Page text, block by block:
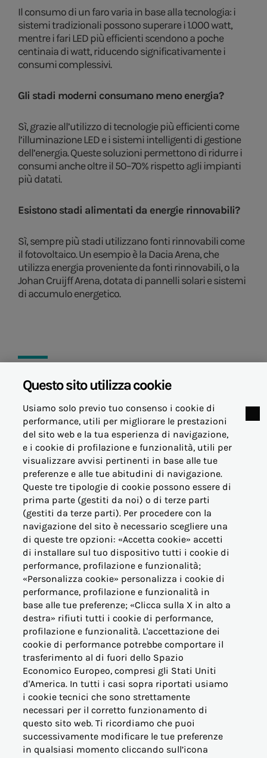
Il consumo di un faro varia in base alla tecnologia: i
sistemi tradizionali possono superare i 1.000 watt,
mentre i fari LED più efficienti scendono a poche
centinaia di watt, riducendo significativamente i
consumi complessivi.
Gli stadi moderni consumano meno energia?
Sì, grazie all’utilizzo di tecnologie più efficienti come
l’illuminazione LED e i sistemi intelligenti di gestione
dell’energia. Queste soluzioni permettono di ridurre i
consumi anche oltre il 50–70% rispetto agli impianti
più datati.
Esistono stadi alimentati da energie rinnovabili?
Sì, sempre più stadi utilizzano fonti rinnovabili come
il fotovoltaico. Un esempio è la Dacia Arena, che
utilizza energia proveniente da fonti rinnovabili, o la
Johan Cruijff Arena, dotata di pannelli solari e sistemi
di accumulo energetico.
14 maggio 2026
© Acea Energia Spa
via dell'Arte 73/77 - 00144 Roma
- p.iva 07305361003
OFFERTE PER LA CASA
OFFERTE BUSINESS (PMI)
OFFERTE PERTINENZE
ALTRE ESIGENZE
PER I NOSTRI CLIENTI
VICINO AL CONSUMATORE
Questo sito utilizza cookie
Usiamo solo previo tuo consenso i cookie di
performance, utili per migliorare le prestazioni
del sito web e la tua esperienza di navigazione,
e i cookie di profilazione e funzionalità, utili per
visualizzare avvisi pertinenti in base alle tue
preferenze e alle tue abitudini di navigazione.
Queste tre tipologie di cookie possono essere di
prima parte (gestiti da noi) o di terze parti
(gestiti da terze parti). Per procedere con la
navigazione del sito è necessario scegliere una
di queste tre opzioni: «Accetta cookie» accetti
di installare sul tuo dispositivo tutti i cookie di
performance, profilazione e funzionalità;
«Personalizza cookie» personalizza i cookie di
performance, profilazione e funzionalità in
base alle tue preferenze; «Clicca sulla X in alto a
destra» rifiuti tutti i cookie di performance,
profilazione e funzionalità. L'accettazione dei
cookie di performance potrebbe comportare il
trasferimento al di fuori dello Spazio
Economico Europeo, compresi gli Stati Uniti
d'America. In tutti i casi sopra riportati usiamo
i cookie tecnici che sono strettamente
necessari per il corretto funzionamento di
questo sito web. Ti ricordiamo che puoi
successivamente modificare le tue preferenze
in qualsiasi momento cliccando sull’icona